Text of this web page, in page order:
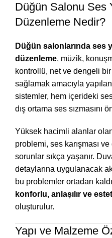
Düğün Salonu Ses
Düzenleme Nedir?
Düğün salonlarında ses
düzenleme, müzik,
kontrollü, net ve dengeli
sağlamak amacıyla
sistemler, hem içerideki
dış ortama ses sızmasını
Yüksek hacimli alanlar
problemi, ses karışması
sorunlar sıkça yaşanır.
detaylarına uygulanacak
bu problemler ortadan
konforlu, anlaşılır ve
oluşturulur.
Yapı ve Malzeme